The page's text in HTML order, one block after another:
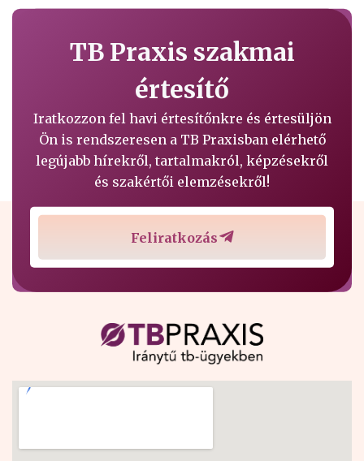
TB Praxis szakmai
értesítő
Iratkozzon fel havi értesítőnkre és értesüljön
Ön is rendszeresen a TB Praxisban elérhető
legújabb hírekről, tartalmakról, képzésekről
és szakértői elemzésekről!
Feliratkozás